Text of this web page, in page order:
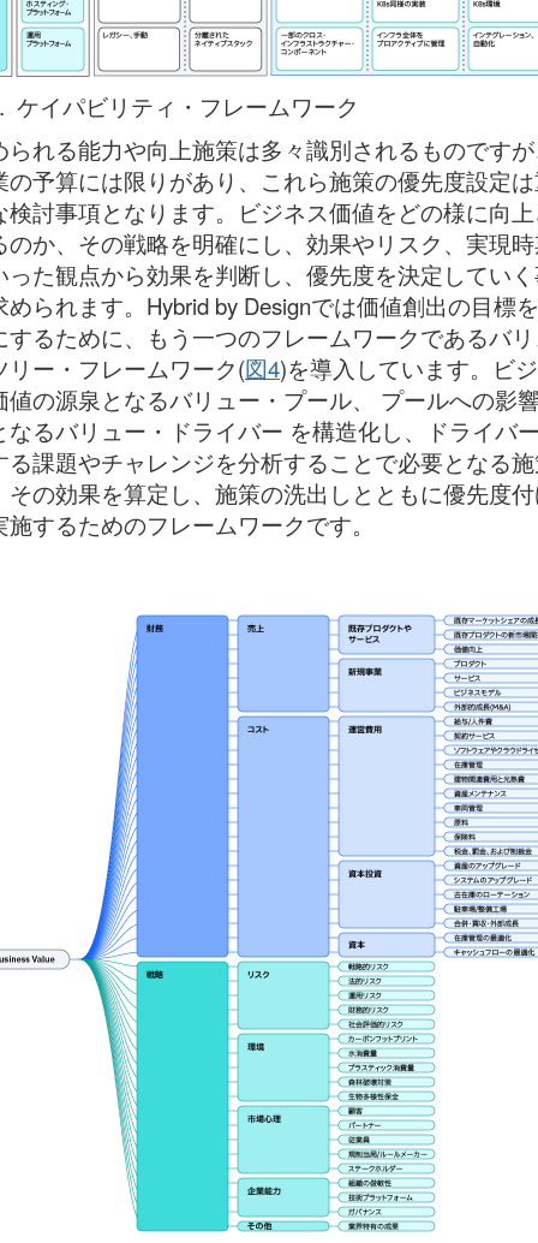
ケイパビリティ・フレームワーク
られる能力や向上施策は多々識別されるものです
の予算には限りがあり、これら施策の優先度設定
検討事項となります。ビジネス価値をどの様に向
のか、その戦略を明確にし、効果やリスク、実現
った観点から効果を判断し、優先度を決定してい
められます。Hybrid by Designでは価値創出の目標
するために、もう一つのフレームワークであるバ
リー・フレームワーク(図4)を導入しています。ビ
値の源泉となるバリュー・プール、 プールへの影
なるバリュー・ドライバー を構造化し、ドライバ
る課題やチャレンジを分析することで必要となる
その効果を算定し、施策の洗出しとともに優先度
施するためのフレームワークです。